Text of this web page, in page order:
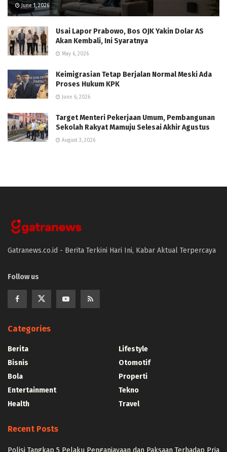
June 1, 2026
Usai Lapor Prabowo, Bos OJK Yakin Dolar AS
Akan Kembali, Ini Syaratnya
May 6, 2026
Keimigrasian Tetap Berjalan Normal Meski Ada
Proses Hukum KPK
June 6, 2026
Target Menteri Pekerjaan Umum, Pembangunan
Sekolah Rakyat Mamuju Selesai Akhir Agustus
August 3, 2026
Gatranews.co.id - Berita Terkini Hari Ini, Kabar Aktual Terpercaya
Follow us
Categories
Berita
Bisnis
Bola
Entertainment
Health
Lifestyle
Otomotif
Properti
Tekno
Travel
Recent Posts